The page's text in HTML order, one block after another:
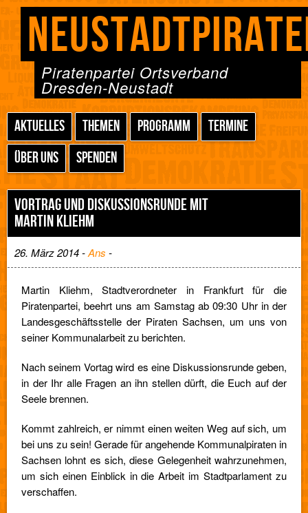
Piratenpartei Ortsverband
Dresden-Neustadt
AKTUELLES THEMEN PROGRAMM
TERMINE
ÜBER UNS
SPENDEN
VORTRAG UND DISKUSSIONSRUNDE MIT
MARTIN KLIEHM
26. März 2014 -Ans -
Martin Kliehm, Stadtverordneter in Frankfurt für die
Piratenpartei, beehrt uns am Samstag ab 09:30 Uhr in der
Landesgeschäftsstelle der Piraten Sachsen, um uns von
seiner Kommunalarbeit zu berichten.
Nach seinem Vortag wird es eine Diskussionsrunde geben,
in der Ihr alle Fragen an ihn stellen dürft, die Euch auf der
Seele brennen.
Kommt zahlreich, er nimmt einen weiten Weg auf sich, um
bei uns zu sein! Gerade für angehende Kommunalpiraten in
Sachsen lohnt es sich, diese Gelegenheit wahrzunehmen,
um sich einen Einblick in die Arbeit im Stadtparlament zu
verschaffen.